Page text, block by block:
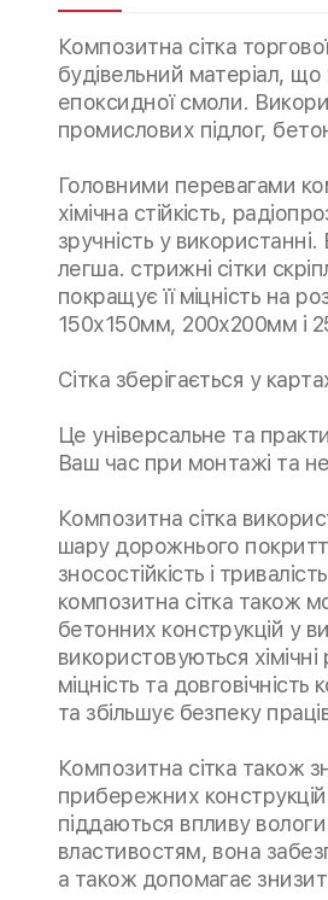
Композитна сітка
будівельний матеріал, що
епоксидної смоли.
промислових підлог,
Головними перевагами
хімічна стійкість,
зручність у
легша. стрижні сітки
покращує її міцність на
150х150мм, 200х200мм і
Сітка зберігається у
Це універсальне та
Ваш час при монтажі та
Композитна сітка
шару дорожнього
зносостійкість і
композитна сітка також
бетонних конструкцій у
використовуються
міцність та
та збільшує безпеку
Композитна сітка також
прибережних
піддаються впливу
властивостям, вона
а також допомагає